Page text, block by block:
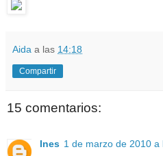
Aida a las 14:18
Compartir
15 comentarios:
Ines 1 de marzo de 2010 a